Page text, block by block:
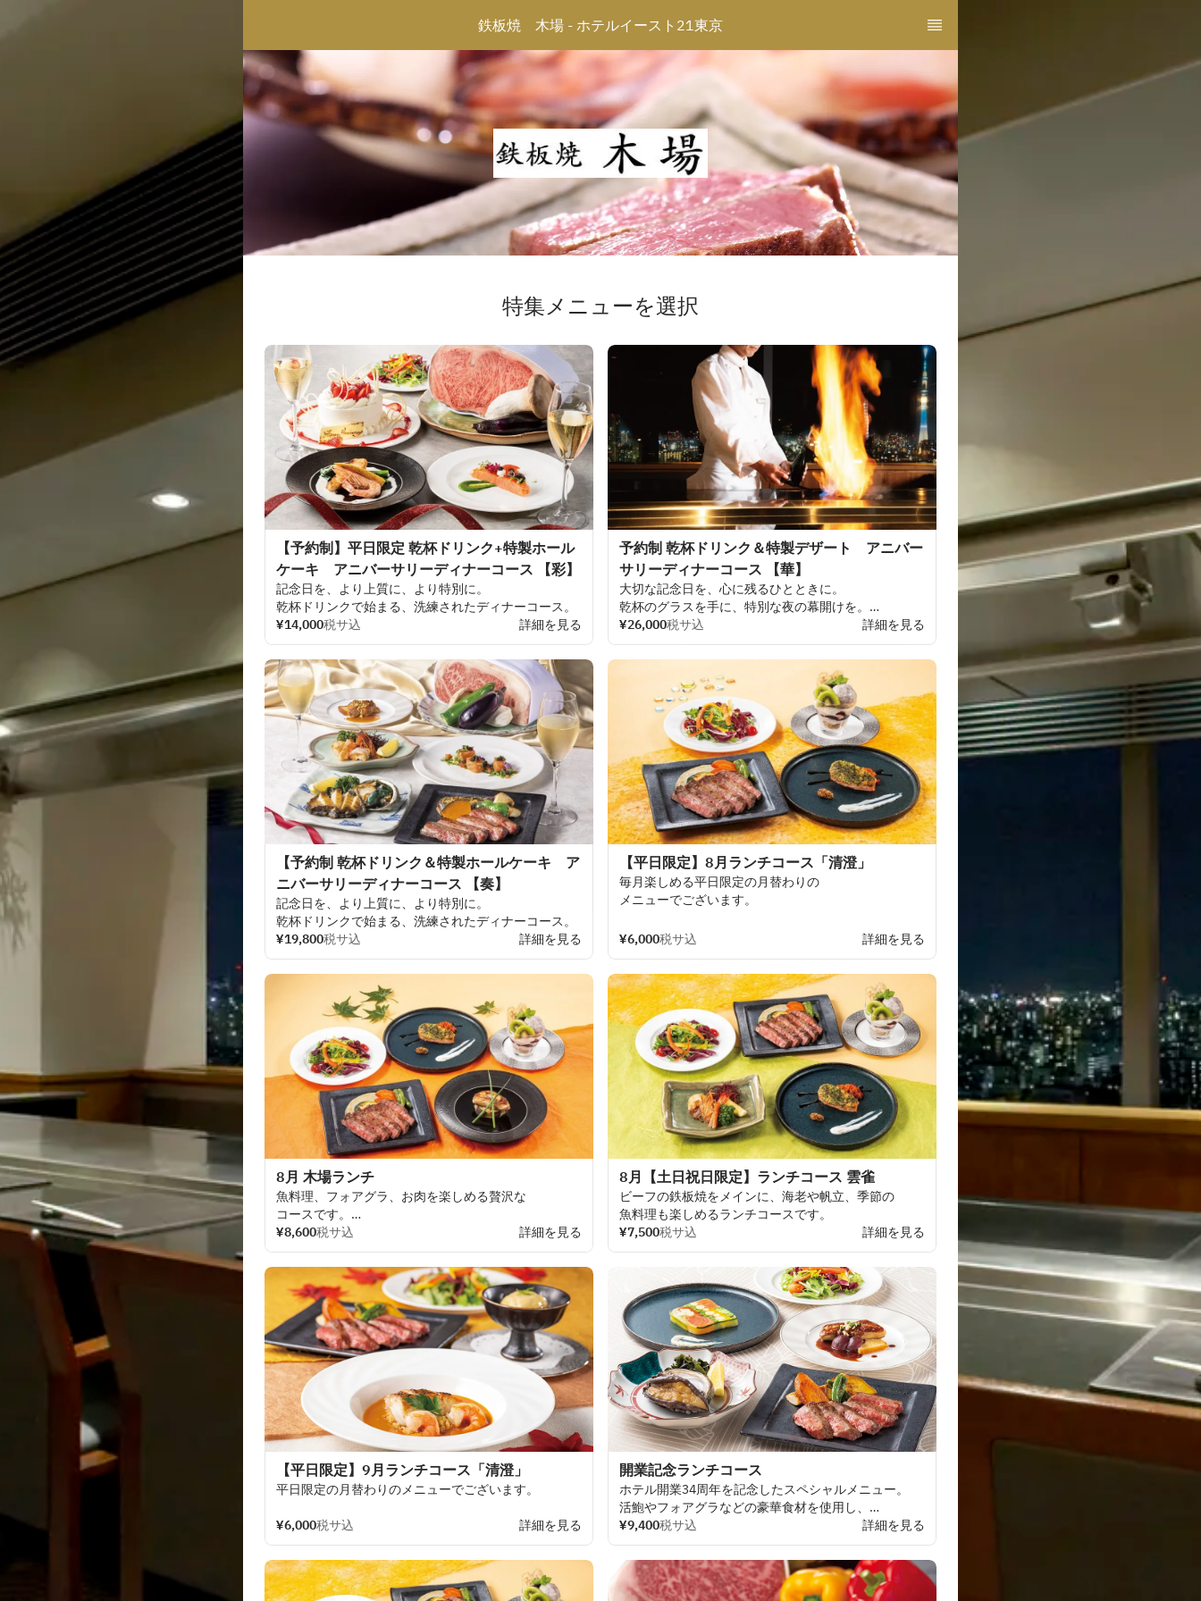
鉄板焼　木場 - ホテルイースト21東京
特集メニューを選択
【予約制】平日限定 乾杯ドリンク+特製ホール
ケーキ アニバーサリーディナーコース 【彩】
記念日を、より上質に、より特別に。
乾杯 ドリンクで始まる、 洗練されたディナーコース。
厳選された食材を 一皿一皿に
深いこだわりを込めました。
食後には、ホテル特製のホールケーキをご用意。
ご希望に応じてメッセージプレートを添え、大切な
方との記念日を華やかに演出いたします。
心に残るひとときを、上質なおもてなしとともにお
楽しみください。
メッセージ内容（20文字程度）はご予約の際にお申し
付けくださいませ。
3日前までご予約を承ります。
¥14,000税サ込 詳細を見る
予約制 乾杯ドリンク＆特製デザート アニバー
サリーディナーコース 【華】
大切な記念日を、 心に残るひとと きに。
乾杯のグラスを手に、 特別な夜の幕開けを。
シェフ厳選の食材を
ディナーコースは、記念日やお祝いの席にぴったり。
ご希望に応じて、メッセージプレートもご用意可能。
方との 思い出に、
込めたおもてなしをお
届けします。
メッセージ内容（20文字程度）はご予約の際にお申し
付けくださいませ。
その他の特典や割引、JALクーポン等との併用は
不可とさせていただきます
¥26,000税サ込 詳細を見る
【予約制 乾杯ドリンク＆特製ホールケーキ ア
ニバーサリーディナーコース 【奏】
記念日を、より上質に、より特別に。
乾杯 ドリンクで始まる、 洗練されたディナーコース。
フォアグラや活鮑等厳選された 用い、品数を
絞ることで一皿一皿に深いこだわりを込めました。
食後には、ホテル特製のホールケーキをご用意。
応じてメッセージプレートを
記念日を華やかに演出いたします。
残るひとときを、上質なおもてなしとともにお
楽しみください。
メッセージ内容（20文字程度）はご 予約の 際にお
付けくださいませ。
3 日前までご予約を承ります。
¥19,800税サ込 詳細を見る
【平日限定】8月ランチコース「清澄」
毎月楽しめる平日限定の月替わりの
メニューでございます。
¥6,000税サ込 詳細を見る
8月 木場ランチ
魚料理、 フォアグラ、 お肉を楽しめる贅沢な
コースです。
ホテル最上階の
きをお
過ごしくださいませ。
¥8,600税サ込 詳細を見る
8月【土日祝日限定】ランチコース 雲雀
ビーフの鉄板焼をメインに、 海老や帆立、 季節の
魚料理も楽しめるランチコースです。
¥7,500税サ込 詳細を見る
【平日限定】9月ランチコース「清澄」
平日限定の月替わりのメニューでございます。
¥6,000税サ込 詳細を見る
開業記念ランチコース
ホテル開業34周年を記念したスペシャルメニュー。
活鮑やフォアグラなどの豪華食材を使用し、
鉄板焼の醍醐味を ランチコースです。
¥9,400税サ込 詳細を見る